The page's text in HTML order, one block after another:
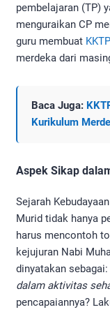
pembelajaran (TP)
menguraikan CP
guru membuat
merdeka dari
Baca Juga:
Kurikulum
Aspek Sikap
Sejarah
Murid tidak hanya
harus mencontoh
kejujuran Nabi
dinyatakan sebagai:
dalam aktivitas
pencapaiannya?